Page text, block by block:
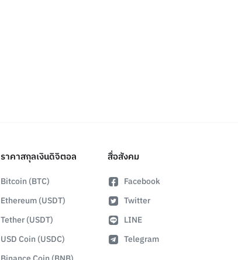
ราคาสกุลเงินดิจิตอล
Bitcoin (BTC)
Ethereum (USDT)
Tether (USDT)
USD Coin (USDC)
สื่อสังคม
Facebook
Twitter
LINE
Telegram